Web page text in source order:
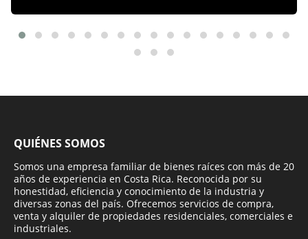
QUIÉNES SOMOS
Somos una empresa familiar de bienes raíces con más de 20
años de experiencia en Costa Rica. Reconocida por su
honestidad, eficiencia y conocimiento de la industria y
diversas zonas del país. Ofrecemos servicios de compra,
venta y alquiler de propiedades residenciales, comerciales e
industriales.